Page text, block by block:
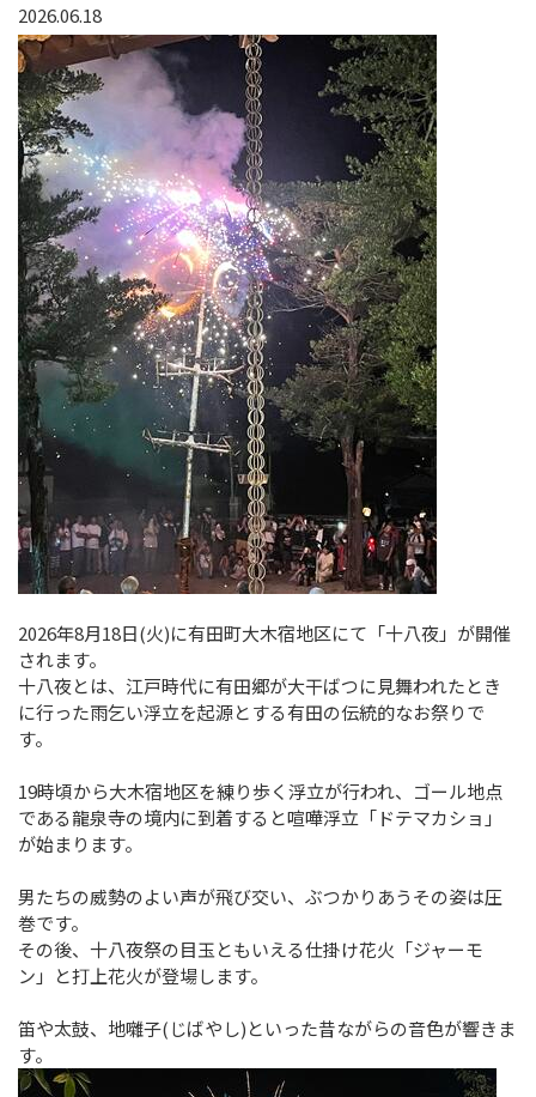
2026.06.18
2026年8月18日(火)に有田町大木宿地区にて「十八夜」が開催
されます。
十八夜とは、江戸時代に有田郷が大干ばつに見舞われたとき
に行った雨乞い浮立を起源とする有田の伝統的なお祭りで
す。
19時頃から大木宿地区を練り歩く浮立が行われ、ゴール地点
である龍泉寺の境内に到着すると喧嘩浮立「ドテマカショ」
が始まります。
男たちの威勢のよい声が飛び交い、ぶつかりあうその姿は圧
巻です。
その後、十八夜祭の目玉ともいえる仕掛け花火「ジャーモ
ン」と打上花火が登場します。
笛や太鼓、地囃子(じばやし)といった昔ながらの音色が響きま
す。